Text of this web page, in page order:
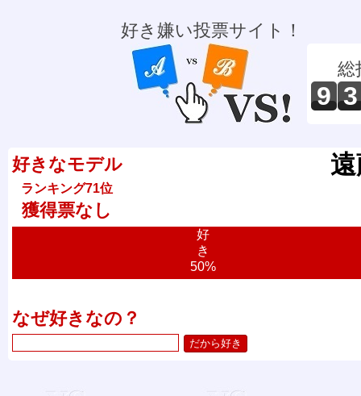
好き嫌い投票サイト！
総
9 3
好きなモデル
ランキング71位
獲得票なし
好
き
50%
なぜ好きなの？